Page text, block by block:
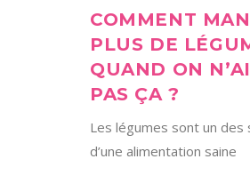
COMMENT
PLUS DE
QUAND ON
PAS ÇA ?
Les légumes sont un des
d’une alimentation saine